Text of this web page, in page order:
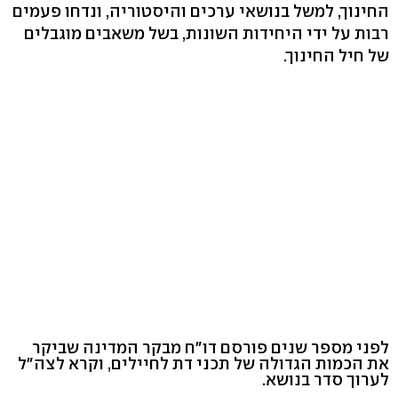
החינוך, למשל בנושאי ערכים והיסטוריה, ונדחו פעמים
רבות על ידי היחידות השונות, בשל משאבים מוגבלים
של חיל החינוך.
לפני מספר שנים פורסם דו"ח מבקר המדינה שביקר
את הכמות הגדולה של תכני דת לחיילים, וקרא לצה"ל
לערוך סדר בנושא.